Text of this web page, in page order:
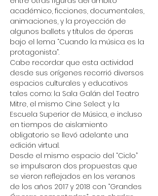
académico, ficciones, documentales,
animaciones, y la proyección de
algunos ballets y títulos de óperas
bajo el lema “Cuando la música es la
protagonista”.
Cabe recordar que esta actividad
desde sus orígenes recorrió diversos
espacios culturales y educativos
tales como: la Sala Galán del Teatro
Mitre, el mismo Cine Select y la
Escuela Superior de Música, e incluso
en tiempos de aislamiento
obligatorio se llevó adelante una
edición virtual.
Desde el mismo espacio del “Ciclo”
se impulsaron dos propuestas que
se vieron reflejados en los veranos
de los años 2017 y 2018 con “Grandes